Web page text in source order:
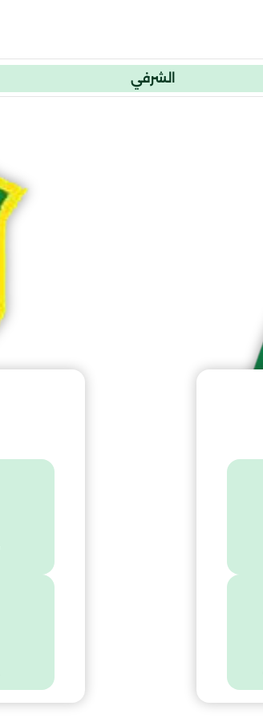
الشرفي